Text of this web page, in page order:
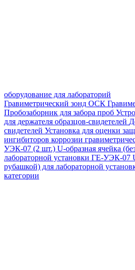
оборудование для лабораторий
Гравиметрический зонд ОСК
Пробозаборник для забора проб
для держателя образцов-свидетелей
свидетелей Установка для оценки
ингибиторов коррозии
УЭК-07 (2 шт.) U-образная ячейка
лабораторной установки ГЕ-УЭК-07
рубашкой) для лабораторной
категории